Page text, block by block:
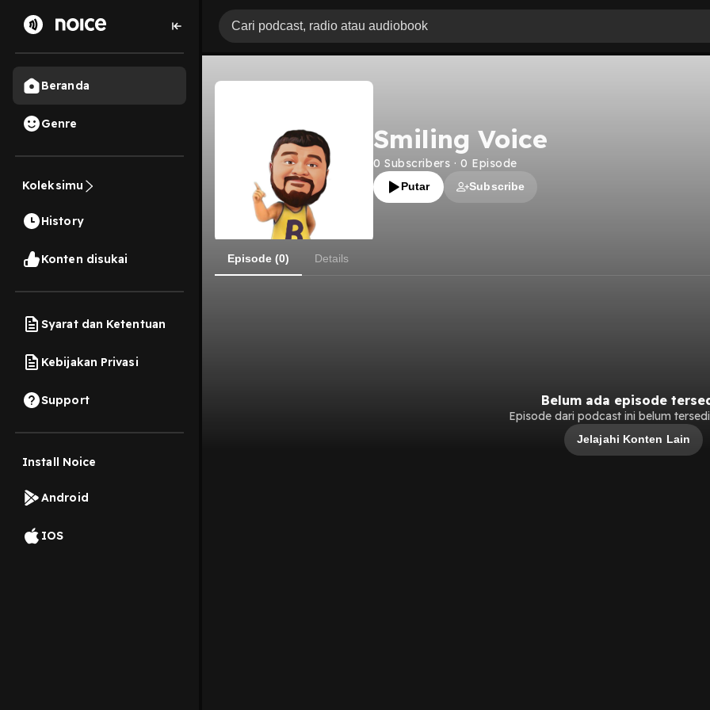
Beranda
Genre
Koleksimu
History
Konten disukai
Syarat dan Ketentuan
Kebijakan Privasi
Support
Install Noice
Android
IOS
Smiling Voice
0 Subscribers · 0 Episode
Putar Subscribe
Episode (0) Details
Belum ada episode
Episode dari podcast ini belum
Jelajahi Konten Lain